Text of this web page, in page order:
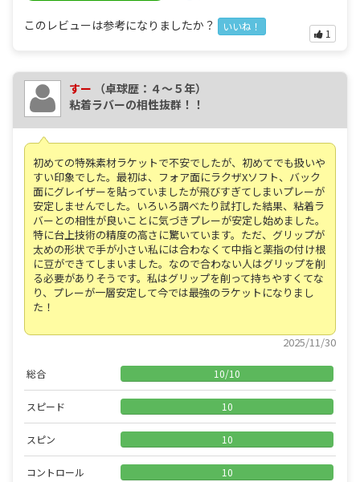
このレビューは参考になりましたか？ いいね！
1
すー
（卓球歴：４～５年）
粘着ラバーの相性抜群！！
初めての特殊素材ラケットで不安でしたが、初めてでも扱いや
すい印象でした。最初は、フォア面にラクザXソフト、バック
面にグレイザーを貼っていましたが飛びすぎてしまいプレーが
安定しませんでした。いろいろ調べたり試打した結果、粘着ラ
バーとの相性が良いことに気づきプレーが安定し始めました。
特に台上技術の精度の高さに驚いています。ただ、グリップが
太めの形状で手が小さい私には合わなくて中指と薬指の付け根
に豆ができてしまいました。なので合わない人はグリップを削
る必要がありそうです。私はグリップを削って持ちやすくてな
り、プレーが一層安定して今では最強のラケットになりまし
た！
2025/11/30
総合 10/10
スピード 10
スピン 10
コントロール 10